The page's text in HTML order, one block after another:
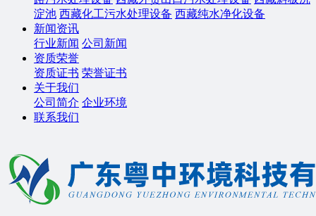
淀池 西藏化工污水处理设备 西藏纯水净化设备
新闻资讯
行业新闻 公司新闻
资质荣誉
资质证书 荣誉证书
关于我们
公司简介 企业环境
联系我们